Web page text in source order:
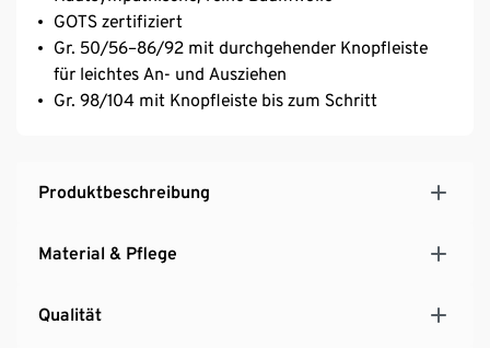
GOTS zertifiziert
Gr. 50/56–86/92 mit durchgehender Knopfleiste
für leichtes An- und Ausziehen
Gr. 98/104 mit Knopfleiste bis zum Schritt
Produktbeschreibung
Material & Pflege
Qualität